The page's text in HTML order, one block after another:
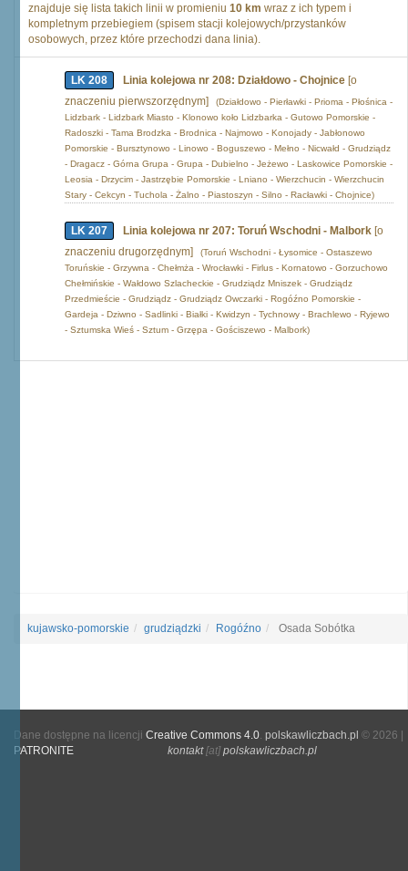
znajduje się lista takich linii w promieniu 10 km wraz z ich typem i
kompletnym przebiegiem (spisem stacji kolejowych/przystanków
osobowych, przez które przechodzi dana linia).
LK 208 Linia kolejowa nr 208: Działdowo - Chojnice [o
znaczeniu pierwszorzędnym]
(Działdowo - Pierławki - Prioma - Płośnica -
Lidzbark - Lidzbark Miasto - Klonowo koło Lidzbarka - Gutowo Pomorskie -
Radoszki - Tama Brodzka - Brodnica - Najmowo - Konojady - Jabłonowo
Pomorskie - Bursztynowo - Linowo - Boguszewo - Mełno - Nicwałd - Grudziądz
- Dragacz - Górna Grupa - Grupa - Dubielno - Jeżewo - Laskowice Pomorskie -
Leosia - Drzycim - Jastrzębie Pomorskie - Lniano - Wierzchucin - Wierzchucin
Stary - Cekcyn - Tuchola - Żalno - Piastoszyn - Silno - Racławki - Chojnice)
LK 207 Linia kolejowa nr 207: Toruń Wschodni - Malbork [o
znaczeniu drugorzędnym]
(Toruń Wschodni - Łysomice - Ostaszewo
Toruńskie - Grzywna - Chełmża - Wrocławki - Firlus - Kornatowo - Gorzuchowo
Chełmińskie - Wałdowo Szlacheckie - Grudziądz Mniszek - Grudziądz
Przedmieście - Grudziądz - Grudziądz Owczarki - Rogóźno Pomorskie -
Gardeja - Dziwno - Sadlinki - Białki - Kwidzyn - Tychnowy - Brachlewo - Ryjewo
- Sztumska Wieś - Sztum - Grzępa - Gościszewo - Malbork)
kujawsko-pomorskie grudziądzki Rogóźno Osada Sobótka
Dane dostępne na licencji Creative Commons 4.0. polskawliczbach.pl © 2026 |
PATRONITE
kontakt[at]polskawliczbach.pl